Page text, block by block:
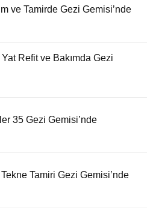
ve Tamirde Gezi Gemisi’nde
Refit ve Bakımda Gezi
35 Gezi Gemisi’nde
Tamiri Gezi Gemisi’nde